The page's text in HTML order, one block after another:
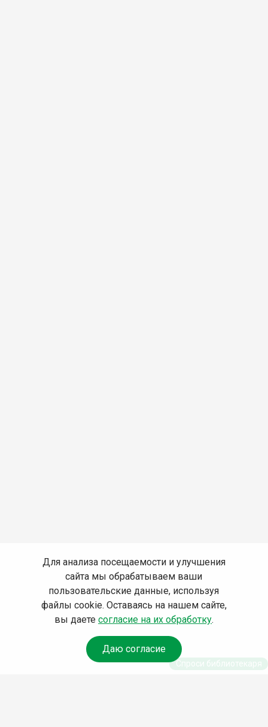
Для анализа посещаемости и улучшения
сайта мы обрабатываем ваши
пользовательские данные, используя
файлы cookie. Оставаясь на нашем сайте,
вы даете согласие на их обработку.
Даю согласие
Спроси библиотекаря